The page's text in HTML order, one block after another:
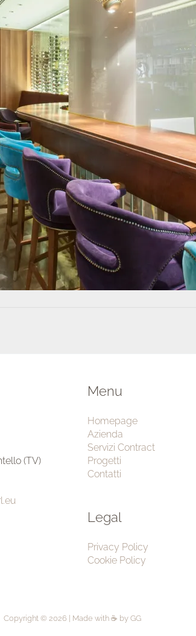
(TV)
Menu
Homepage
Azienda
Servizi Contract
Progetti
Contatti
Legal
Privacy Policy
Cookie Policy
Copyright © 2026 | Made with ☕ by GG